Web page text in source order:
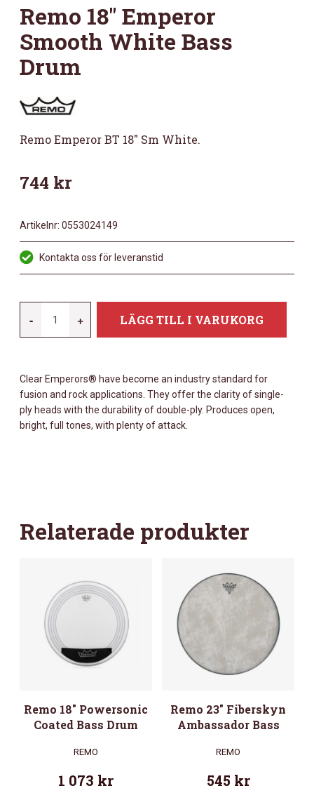
Remo 18″ Emperor
Smooth White Bass
Drum
Remo Emperor BT 18″ Sm White.
744 kr
Artikelnr: 0553024149
Kontakta oss för leveranstid
-
18"
WHITE
BASS
DRUM
MÄNGD
+ LÄGG TILL I VARUKORG
Clear Emperors® have become an industry standard for
fusion and rock applications. They offer the clarity of single-
ply heads with the durability of double-ply. Produces open,
bright, full tones, with plenty of attack.
Relaterade produkter
Remo 18″ Powersonic
Coated Bass Drum
REMO
1 073 kr
Remo 23″ Fiberskyn
Ambassador Bass
REMO
545 kr